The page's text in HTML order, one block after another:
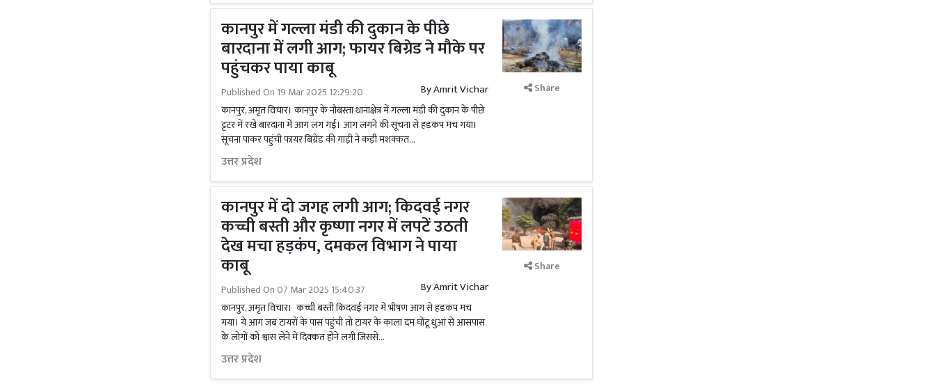
कानपुर में गल्ला मंडी की दुकान के पीछे
बारदाना में लगी आग; फायर बिग्रेड ने मौके पर
पहुंचकर पाया काबू
Published On 19 Mar 2025 12:29:20 ByAmrit Vichar
कानपुर, अमृत विचार। कानपुर के नौबस्ता थानाक्षेत्र में गल्ला मंडी की दुकान के पीछे
ट्टटर में रखे बारदाना में आग लग गई। आग लगने की सूचना से हड़कंप मच गया।
सूचना पाकर पहुंची फायर बिग्रेड की गाड़ी ने कड़ी मशक्कत...
उत्तर प्रदेश
Share
कानपुर में दो जगह लगी आग; किदवई नगर
कच्ची बस्ती और कृष्णा नगर में लपटें उठती
देख मचा हड़कंप, दमकल विभाग ने पाया
काबू
Published On07 Mar 2025 15:40:37 ByAmrit Vichar
कानपुर, अमृत विचार। कच्ची बस्ती किदवई नगर में भीषण आग से हड़कंप मच
गया। ये आग जब टायरों के पास पहुंची तो टायर के काला दम घोंटू धुआं से आसपास
के लोगों को श्वास लेने में दिक्कत होने लगी जिससे...
उत्तर प्रदेश
Share